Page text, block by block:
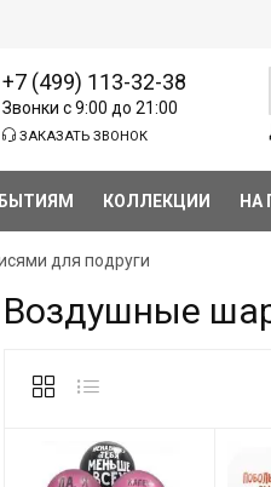
+7 (499) 113-32-38
Звонки с 9:00 до 21:00
ЗАКАЗАТЬ ЗВОНОК
КОЛЛЕКЦИИ НА
для подруги
Воздушные